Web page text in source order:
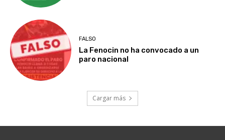
FALSO
La Fenocin no ha convocado a un
paro nacional
Cargar más